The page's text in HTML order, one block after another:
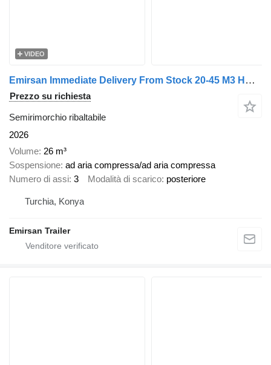
VIDEO
Emirsan Immediate Delivery From Stock 20-45 M3 HARDOX - TIPPER
Prezzo su richiesta
Semirimorchio ribaltabile
2026
Volume 26 m³
Sospensione ad aria compressa/ad aria compressa
Numero di assi 3 Modalità di scarico posteriore
Turchia, Konya
Emirsan Trailer